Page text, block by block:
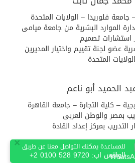
جامعة فلوريدا – الولايات المتحدة
الموارد البشرية من جامعة ميامى
استشارات تصميم
عضو لجنة تقييم واختيار المديرين
المتحدة
الحميد أبو ناعم
– كلية التجارة – جامعة القاهرة
بمصر والوطن العربى
بمركز إعداد القادة
/ أيمن عشوش
×للمساعدة يمكنك التواصل معنا عن طريق
الواتس اب: +2 0100 528 9720